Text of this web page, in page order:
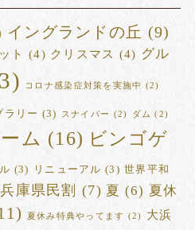
イングランドの丘 (9)
ト (4) クリスマス (4) グル
コロナ感染症対策を実施中 (2)
ラリー (3) スナイパー (2) ダム (2)
ム (16) ビンゴゲ
(3) リニューアル (3) 世界平和
兵庫県民割 (7) 夏 (6) 夏休
夏休み特典やってます (2)
大浜